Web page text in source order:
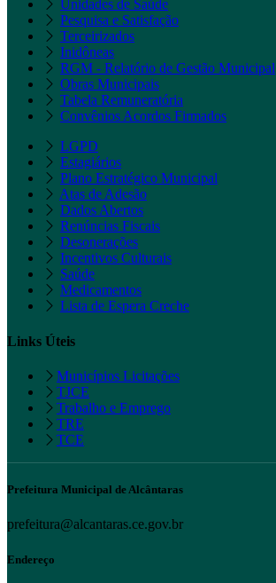
Unidades de Saúde
Pesquisa e Satisfação
Terceirizados
Inidôneas
RGM - Relatório de Gestão Municipal
Obras Municipais
Tabela Remuneratória
Convênios Acordos Firmados
LGPD
Estagiários
Plano Estratégico Municipal
Atas de Adesão
Dados Abertos
Renúncias Fiscais
Desonerações
Incentivos Culturais
Saúde
Medicamentos
Lista de Espera Creche
Links Úteis
Municípios Licitações
TJCE
Trabalho e Emprego
TRE
TCE
Prefeitura Municipal de Alcântaras
prefeitura@alcantaras.ce.gov.br
Endereço